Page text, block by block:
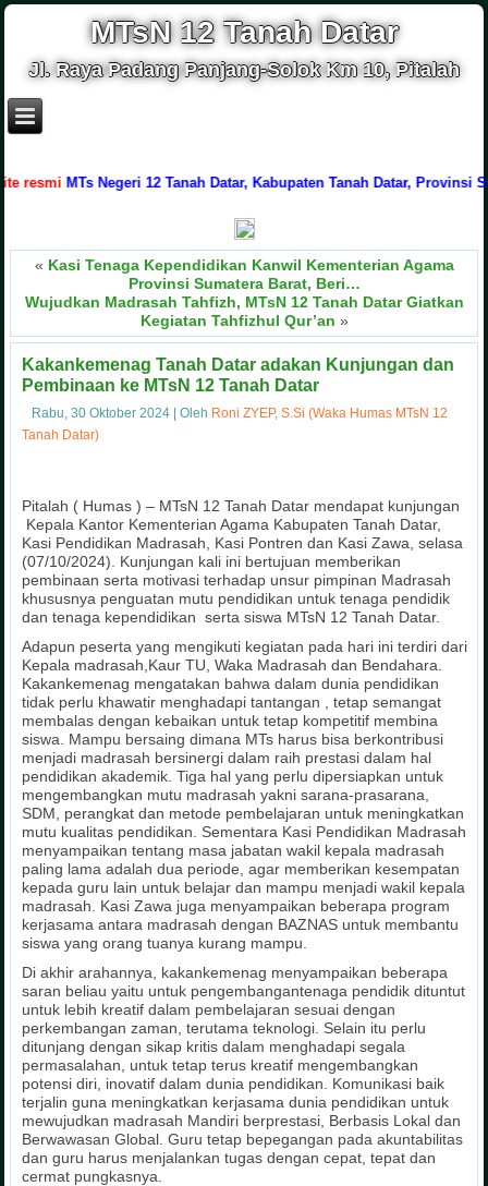
MTsN 12 Tanah Datar
Jl. Raya Padang Panjang-Solok Km 10, Pitalah
MTs Negeri 12 Tanah Datar, Kabupaten Tanah Datar, Provinsi
« Kasi Tenaga Kependidikan Kanwil Kementerian Agama
Provinsi Sumatera Barat, Beri…
Wujudkan Madrasah Tahfizh, MTsN 12 Tanah Datar Giatkan
Kegiatan Tahfizhul Qur’an »
Kakankemenag Tanah Datar adakan Kunjungan dan
Pembinaan ke MTsN 12 Tanah Datar
Rabu, 30 Oktober 2024 |Oleh Roni ZYEP, S.Si (Waka Humas MTsN 12
Tanah Datar)
Pitalah ( Humas ) – MTsN 12 Tanah Datar mendapat kunjungan
Kepala Kantor Kementerian Agama Kabupaten Tanah Datar,
Kasi Pendidikan Madrasah, Kasi Pontren dan Kasi Zawa, selasa
(07/10/2024). Kunjungan kali ini bertujuan memberikan
pembinaan serta motivasi terhadap unsur pimpinan Madrasah
khususnya penguatan mutu pendidikan untuk tenaga pendidik
dan tenaga kependidikan serta siswa MTsN 12 Tanah Datar.
Adapun peserta yang mengikuti kegiatan pada hari ini terdiri dari
Kepala madrasah,Kaur TU, Waka Madrasah dan Bendahara.
Kakankemenag mengatakan bahwa dalam dunia pendidikan
tidak perlu khawatir menghadapi tantangan , tetap semangat
membalas dengan kebaikan untuk tetap kompetitif membina
siswa. Mampu bersaing dimana MTs harus bisa berkontribusi
menjadi madrasah bersinergi dalam raih prestasi dalam hal
pendidikan akademik. Tiga hal yang perlu dipersiapkan untuk
mengembangkan mutu madrasah yakni sarana-prasarana,
SDM, perangkat dan metode pembelajaran untuk meningkatkan
mutu kualitas pendidikan. Sementara Kasi Pendidikan Madrasah
menyampaikan tentang masa jabatan wakil kepala madrasah
paling lama adalah dua periode, agar memberikan kesempatan
kepada guru lain untuk belajar dan mampu menjadi wakil kepala
madrasah. Kasi Zawa juga menyampaikan beberapa program
kerjasama antara madrasah dengan BAZNAS untuk membantu
siswa yang orang tuanya kurang mampu.
Di akhir arahannya, kakankemenag menyampaikan beberapa
saran beliau yaitu untuk pengembangantenaga pendidik dituntut
untuk lebih kreatif dalam pembelajaran sesuai dengan
perkembangan zaman, terutama teknologi. Selain itu perlu
ditunjang dengan sikap kritis dalam menghadapi segala
permasalahan, untuk tetap terus kreatif mengembangkan
potensi diri, inovatif dalam dunia pendidikan. Komunikasi baik
terjalin guna meningkatkan kerjasama dunia pendidikan untuk
mewujudkan madrasah Mandiri berprestasi, Berbasis Lokal dan
Berwawasan Global. Guru tetap bepegangan pada akuntabilitas
dan guru harus menjalankan tugas dengan cepat, tepat dan
cermat pungkasnya.